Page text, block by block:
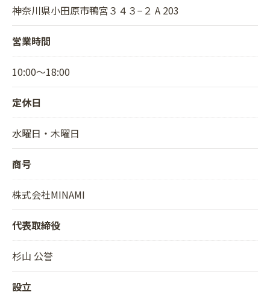
神奈川県小田原市鴨宮３４３−２ A 203
営業時間
10:00～18:00
定休日
水曜日・木曜日
商号
株式会社MINAMI
代表取締役
杉山 公誉
設立